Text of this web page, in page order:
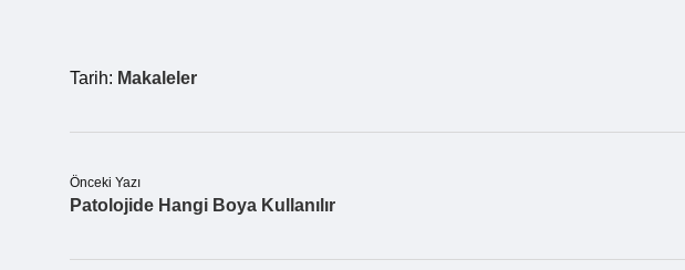
Tarih: Makaleler
Önceki Yazı
Patolojide Hangi Boya Kullanılır